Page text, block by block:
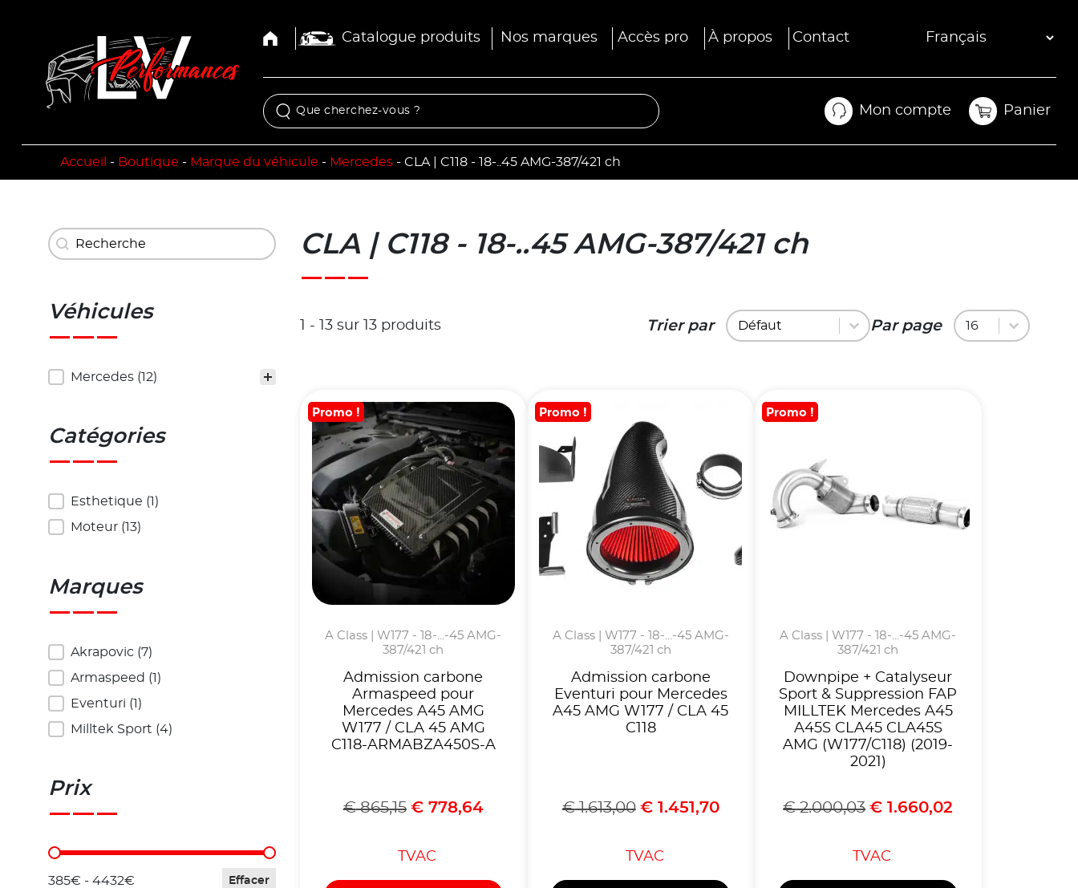
Catalogue produits Nos marques Accès pro À propos Contact
Mon compte
Mon compte
Panier
Panier
Accueil - Boutique - Marque du véhicule - Mercedes - CLA | C118 - 18-..45 AMG-387/421 ch
Recherche
Rechercher
Véhicules
Véhicules
Mercedes (12)
Catégories
Catégories
Esthetique (1)
Moteur (13)
Marques
Marques
Akrapovic (7)
Armaspeed (1)
Eventuri (1)
Milltek Sport (4)
Prix
Prix
385€ - 4432€ Effacer
CLA | C118 - 18-..45 AMG-387/421 ch
1 - 13 sur 13 produits Trier par
Trier par
Trier par
Trier par Par page Par page
16
Par page
Promo !
A Class | W177 - 18-...-45 AMG-
387/421 ch
Admission carbone
Armaspeed pour
Mercedes A45 AMG
W177 / CLA 45 AMG
C118-ARMABZA450S-A
€865,15 €778,64
TVAC
Promo !
A Class | W177 - 18-...-45 AMG-
387/421 ch
Admission carbone
Eventuri pour Mercedes
A45 AMG W177 / CLA 45
C118
€1.613,00 €1.451,70
TVAC
Promo !
A Class | W177 - 18-...-45 AMG-
387/421 ch
Downpipe + Catalyseur
Sport & Suppression FAP
MILLTEK Mercedes A45
A45S CLA45 CLA45S
AMG (W177/C118) (2019-
2021)
€2.000,03 € 1.660,02
TVAC